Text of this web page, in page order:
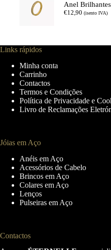
Anel Brilhantes
€12,90 (isento IVA)
Links rápidos
Minha conta
Carrinho
Contactos
Termos e Condições
Política de Privacidade e
Livro de Reclamações
Jóias em Aço
Anéis em Aço
Acessórios de Cabelo
Brincos em Aço
Colares em Aço
Lenços
Pulseiras em Aço
Contactos